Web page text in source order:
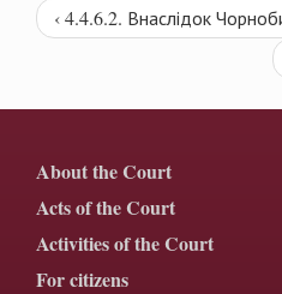
‹ 4.4.6.2. Внаслідок
About the Court
Acts of the Court
Activities of the Court
For citizens